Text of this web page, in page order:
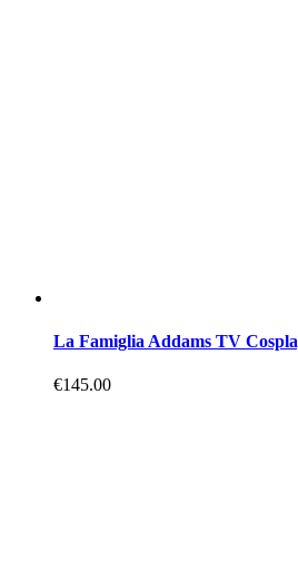
La Famiglia Addams TV
€145.00